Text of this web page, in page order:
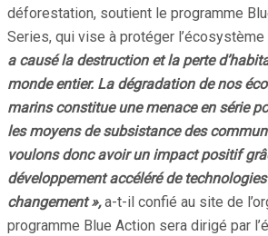
déforestation, soutient le programme
Series, qui vise à protéger l’écosystème
a causé la destruction et la perte
monde entier. La dégradation de nos
marins constitue une menace en série
les moyens de subsistance des
voulons donc avoir un impact positif
développement accéléré de
changement », a-t-il confié au site de
programme Blue Action sera dirigé par